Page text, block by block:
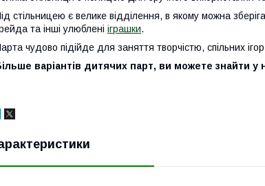
стільницею є велике відділення, в якому можна
та інші улюблені іграшки.
чудово підійде для заняття творчістю, спільних
варіантів дитячих парт, ви можете знайти у